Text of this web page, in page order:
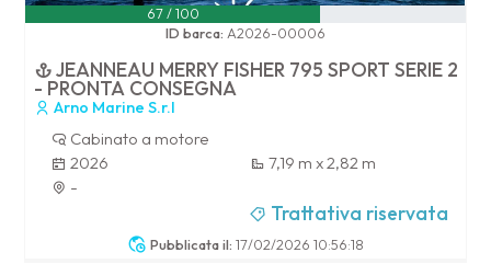
Pubblicata il: 17/02/2026 10:56:18
67 / 100
ID barca: A2026-00006
JEANNEAU MERRY FISHER 795 SPORT SERIE 2
- PRONTA CONSEGNA
Arno Marine S.r.l
Cabinato a motore
2026
7,19 m x 2,82 m
-
Trattativa riservata